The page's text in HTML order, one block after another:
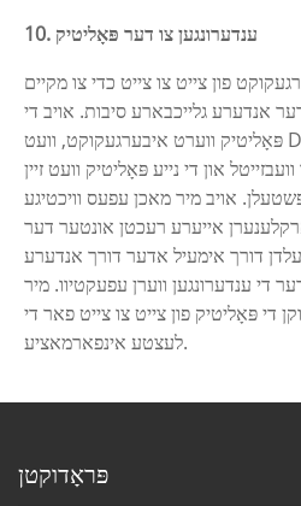
10. ענדערונגען צו דער פּאָליטיק
פון צייט צו צייט כדי צו מקיים
אנדערע גלייכבארע סיבות. אויב די
פּאָליטיק ווערט איבערגעקוקט, וועט DNAKE ארויפשטעלן די
און די נייע פּאָליטיק וועט זיין
אויב מיר מאכן עפעס וויכטיגע
אייערע רעכטן אונטער דער
דורך אימעיל אדער דורך אנדערע
די ענדערונגען ווערן עפעקטיוו. מיר
די פּאָליטיק פון צייט צו צייט פאר די
לעצטע אינפארמאציע.
פּראָדוקטן